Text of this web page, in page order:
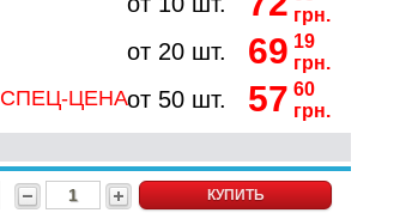
грн.
от 20 шт. 69 19
грн.
СПЕЦ-ЦЕНАот 50 шт. 57 60
грн.
КУПИТЬ